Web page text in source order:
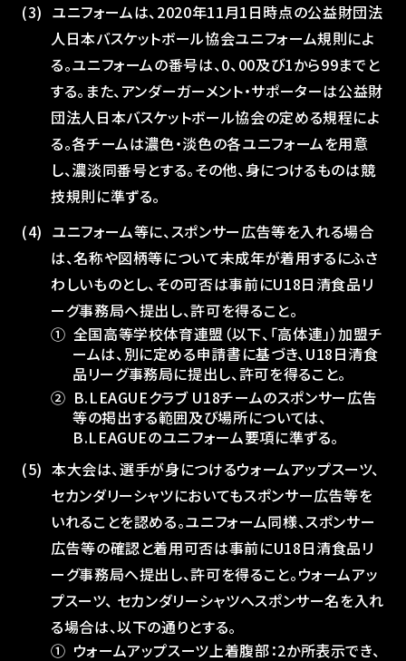
ユニフォームは、2020年11月1日時点の公益財団法
人日本バスケットボール協会ユニフォーム規則によ
る。ユニフォームの番号は、0、00及び1から99までと
する。また、アンダーガーメント・サポーターは公益財
団法人日本バスケットボール協会の定める規程によ
る。各チームは濃色・淡色の各ユニフォームを用意
し、濃淡同番号とする。その他、身につけるものは競
技規則に準ずる。
ユニフォーム等に、スポンサー広告等を入れる場合
は、名称や図柄等について未成年が着用するにふさ
わしいものとし、その可否は事前にU18日清食品リ
ーグ事務局へ提出し、許可を得ること。
① 全国高等学校体育連盟（以下、「高体連」）加盟チ
ームは、別に定める申請書に基づき、U18日清食
品リーグ事務局に提出し、許可を得ること。
② B.LEAGUEクラブ U18チームのスポンサー広告
等の掲出する範囲及び場所については、
B.LEAGUEのユニフォーム要項に準ずる。
本大会は、選⼿が⾝につけるウォームアップスーツ、
セカンダリーシャツにおいてもスポンサー広告等を
いれることを認める。ユニフォーム同様、スポンサー
広告等の確認と着⽤可否は事前にU18日清食品リ
ーグ事務局へ提出し、許可を得ること。ウォームアッ
プスーツ、 セカンダリーシャツへスポンサー名を入れ
る場合は、以下の通りとする。
① ウォームアップスーツ上着腹部：2か所表⽰でき、